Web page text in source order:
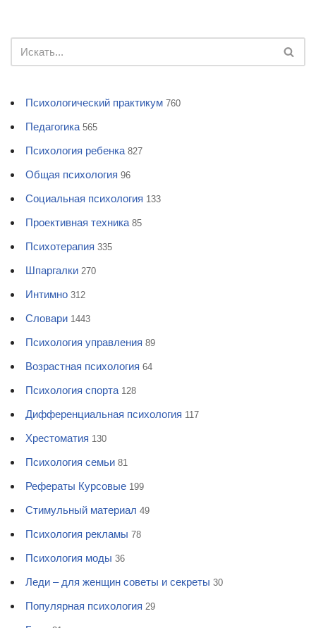
Психологический практикум 760
Педагогика 565
Психология ребенка 827
Общая психология 96
Социальная психология 133
Проективная техника 85
Психотерапия 335
Шпаргалки 270
Интимно 312
Словари 1443
Психология управления 89
Возрастная психология 64
Психология спорта 128
Дифференциальная психология 117
Хрестоматия 130
Психология семьи 81
Рефераты Курсовые 199
Стимульный материал 49
Психология рекламы 78
Психология моды 36
Леди – для женщин советы и секреты 30
Популярная психология 29